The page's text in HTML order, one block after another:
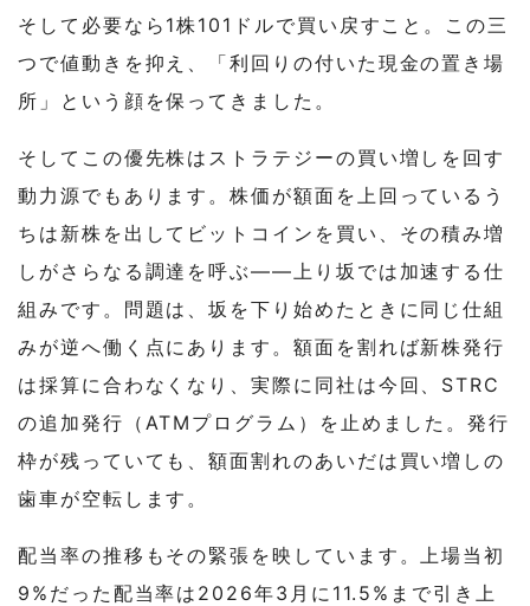
そして必要なら1株101ドルで買い戻すこと。この三
つで値動きを抑え、「利回りの付いた現金の置き場
所」という顔を保ってきました。
そしてこの優先株はストラテジーの買い増しを回す
動力源でもあります。株価が額面を上回っているう
ちは新株を出してビットコインを買い、その積み増
しがさらなる調達を呼ぶ――上り坂では加速する仕
組みです。問題は、坂を下り始めたときに同じ仕組
みが逆へ働く点にあります。額面を割れば新株発行
は採算に合わなくなり、実際に同社は今回、STRC
の追加発行（ATMプログラム）を止めました。発行
枠が残っていても、額面割れのあいだは買い増しの
歯車が空転します。
配当率の推移もその緊張を映しています。上場当初
9%だった配当率は2026年3月に11.5%まで引き上